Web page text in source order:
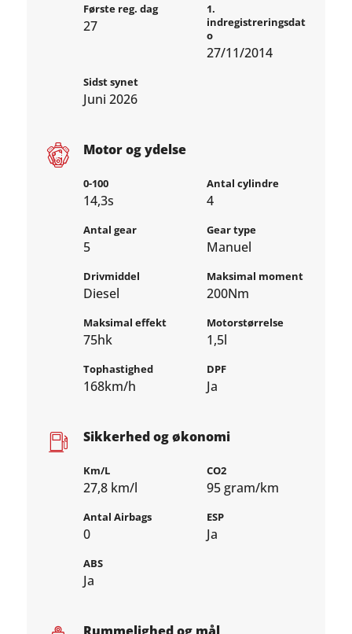
Første reg. dag
27
1.
indregistreringsdat
o
27/11/2014
Sidst synet
Juni 2026
Motor og ydelse
0-100
14,3s
Antal cylindre
4
Antal gear
5
Gear type
Manuel
Drivmiddel
Diesel
Maksimal moment
200Nm
Maksimal effekt
75hk
Motorstørrelse
1,5l
Tophastighed
168km/h
DPF
Ja
Sikkerhed og økonomi
Km/L
27,8 km/l
CO2
95 gram/km
Antal Airbags
0
ESP
Ja
ABS
Ja